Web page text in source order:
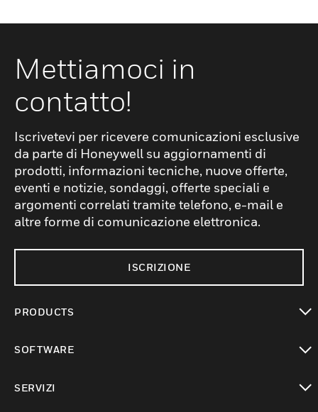
Mettiamoci in
contatto!
Iscrivetevi per ricevere comunicazioni esclusive
da parte di Honeywell su aggiornamenti di
prodotti, informazioni tecniche, nuove offerte,
eventi e notizie, sondaggi, offerte speciali e
argomenti correlati tramite telefono, e-mail e
altre forme di comunicazione elettronica.
ISCRIZIONE
PRODUCTS
SOFTWARE
SERVIZI